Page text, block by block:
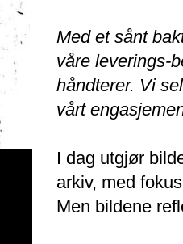
Med et sånt
våre leverings-
håndterer. Vi
vårt
I dag utgjør
arkiv, med
Men bildene